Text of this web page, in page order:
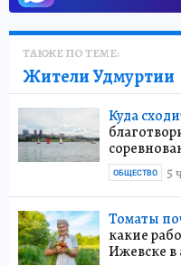
ТАКЖЕ ПО ТЕМЕ:
Жители Удмуртии
Куда
5
ОБЩЕСТВО
Томаты
какие
Ижевске в